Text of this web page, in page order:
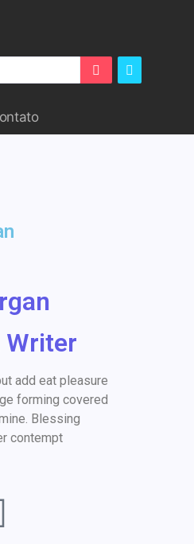
Writer
add eat pleasure
forming covered
Blessing
contempt